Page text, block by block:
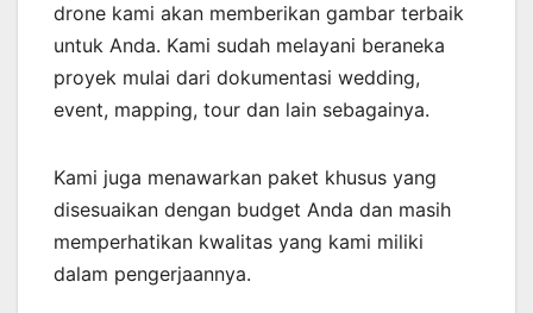
drone kami akan memberikan gambar terbaik
untuk Anda. Kami sudah melayani beraneka
proyek mulai dari dokumentasi wedding,
event, mapping, tour dan lain sebagainya.
Kami juga menawarkan paket khusus yang
disesuaikan dengan budget Anda dan masih
memperhatikan kwalitas yang kami miliki
dalam pengerjaannya.